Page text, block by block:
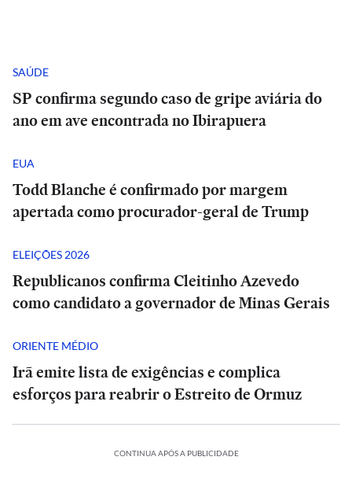
SAÚDE
SP confirma segundo caso de gripe aviária do
ano em ave encontrada no Ibirapuera
EUA
Todd Blanche é confirmado por margem
apertada como procurador-geral de Trump
ELEIÇÕES 2026
Republicanos confirma Cleitinho Azevedo
como candidato a governador de Minas Gerais
ORIENTE MÉDIO
Irã emite lista de exigências e complica
esforços para reabrir o Estreito de Ormuz
CONTINUA APÓS A PUBLICIDADE